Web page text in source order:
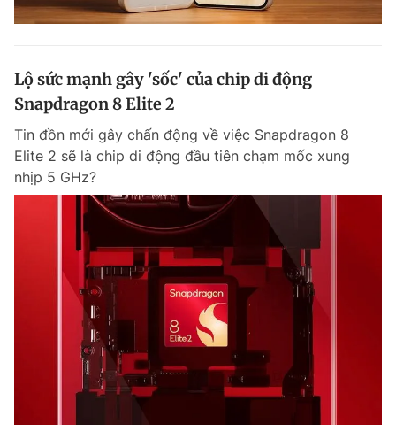
Lộ sức mạnh gây 'sốc' của chip di động
Snapdragon 8 Elite 2
Tin đồn mới gây chấn động về việc Snapdragon 8
Elite 2 sẽ là chip di động đầu tiên chạm mốc xung
nhịp 5 GHz?